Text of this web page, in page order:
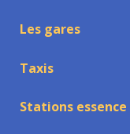
Les gares
Taxis
Stations essence